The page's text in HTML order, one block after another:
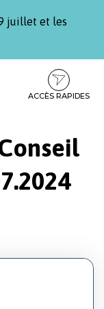
juillet et les
ACCÈS RAPIDES